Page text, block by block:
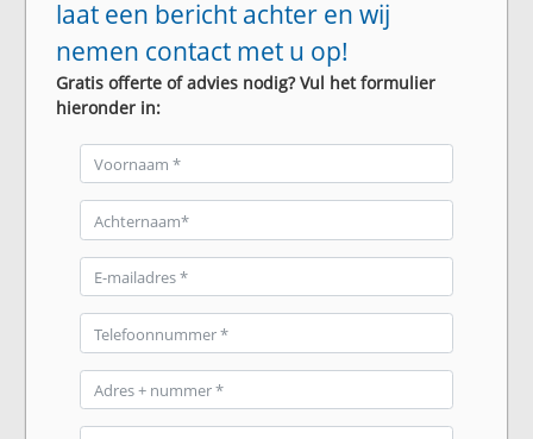
laat een bericht achter en wij
nemen contact met u op!
Gratis offerte of advies nodig? Vul het formulier
hieronder in: